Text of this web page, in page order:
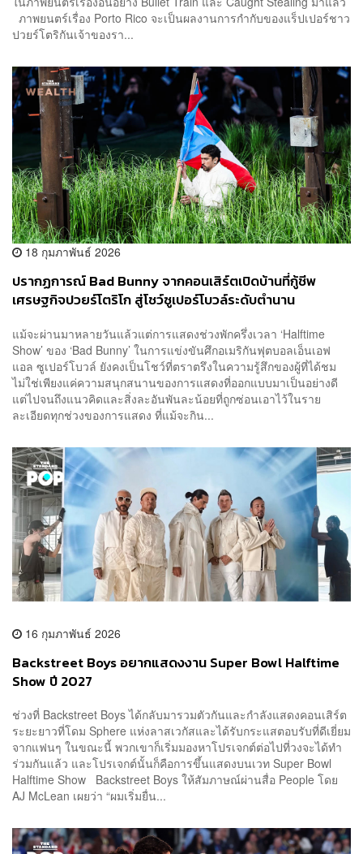
ภาพยนตร์เรื่อง Porto Rico จะเป็นผลงานการกำกับของแร็ปเปอร์ชาว
ปวยร์โตริกันเจ้าของรา...
18 กุมภาพันธ์ 2026
ปรากฏการณ์ Bad Bunny จากคอนเสิร์ตเปิดบ้านที่กู้ชีพ
เศรษฐกิจปวยร์โตริโก สู่โชว์ซูเปอร์โบวล์ระดับตำนาน
แม้จะผ่านมาหลายวันแล้วแต่การแสดงช่วงพักครึ่งเวลา ‘Halftime
Show’ ของ ‘Bad Bunny’ ในการแข่งขันศึกอเมริกันฟุตบอลเอ็นเอฟ
แอล ซูเปอร์โบวล์ ยังคงเป็นโชว์ที่ตราตรึงในความรู้สึกของผู้ที่ได้ชม
ไม่ใช่เพียงแค่ความสนุกสนานของการแสดงที่ออกแบบมาเป็นอย่างดี
แต่ไปจนถึงแนวคิดและสิ่งละอันพันละน้อยที่ถูกซ่อนเอาไว้ในราย
ละเอียดทุกช่วงของการแสดง ที่แม้จะกิน...
16 กุมภาพันธ์ 2026
Backstreet Boys อยากแสดงงาน Super Bowl Halftime
Show ปี 2027
ช่วงที่ Backstreet Boys ได้กลับมารวมตัวกันและกำลังแสดงคอนเสิร์ต
ระยะยาวที่โดม Sphere แห่งลาสเวกัสและได้รับกระแสตอบรับที่ดีเยี่ยม
จากแฟนๆ ในขณะนี้ พวกเขาก็เริ่มมองหาโปรเจกต์ต่อไปที่วงจะได้ทำ
ร่วมกันแล้ว และโปรเจกต์นั้นก็คือการขึ้นแสดงบนเวท Super Bowl
Halftime Show Backstreet Boys ให้สัมภาษณ์ผ่านสื่อ People โดย
AJ McLean เผยว่า “ผมเริ่มยื่น...